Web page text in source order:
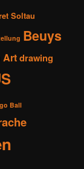
Soltau
Beuys
Artdrawing
Ball